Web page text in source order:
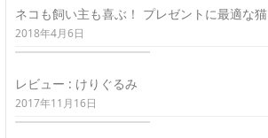
ネコも飼い主も喜ぶ！ プレゼントに最適な
2018年4月6日
レビュー : けりぐるみ
2017年11月16日